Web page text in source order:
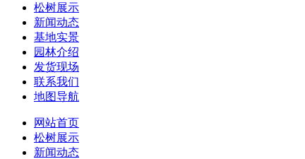
松树展示
新闻动态
基地实景
园林介绍
发货现场
联系我们
地图导航
网站首页
松树展示
新闻动态